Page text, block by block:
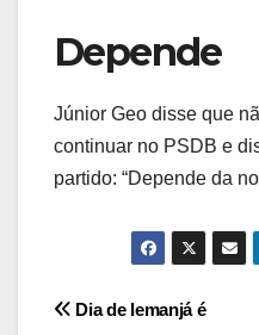
Depende
Júnior Geo disse que
continuar no PSDB e
partido: “Depende da
Post
Dia de Iemanjá é